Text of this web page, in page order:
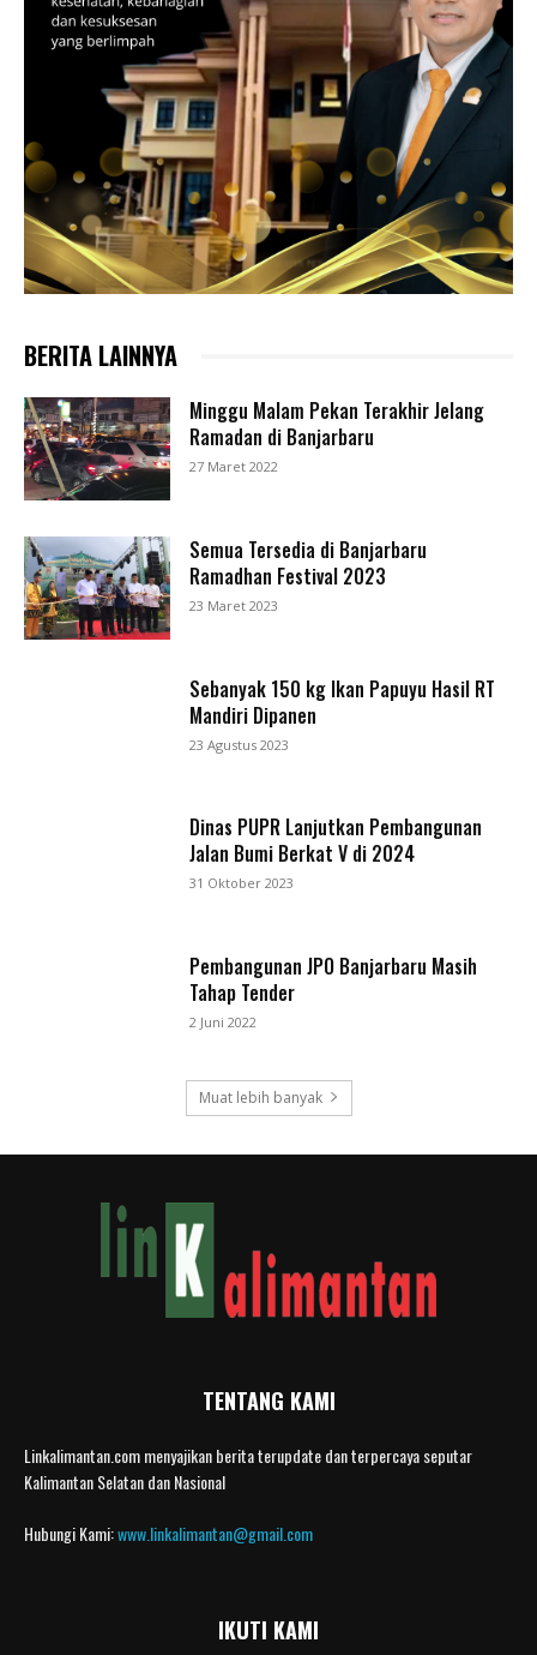
BERITA LAINNYA
Minggu Malam Pekan Terakhir Jelang
Ramadan di Banjarbaru
27 Maret 2022
Semua Tersedia di Banjarbaru
Ramadhan Festival 2023
23 Maret 2023
Sebanyak 150 kg Ikan Papuyu Hasil RT
Mandiri Dipanen
23 Agustus 2023
Dinas PUPR Lanjutkan Pembangunan
Jalan Bumi Berkat V di 2024
31 Oktober 2023
Pembangunan JPO Banjarbaru Masih
Tahap Tender
2 Juni 2022
Muat lebih banyak
TENTANG KAMI
Linkalimantan.com menyajikan berita terupdate dan terpercaya seputar
Kalimantan Selatan dan Nasional
Hubungi Kami:www.linkalimantan@gmail.com
IKUTI KAMI